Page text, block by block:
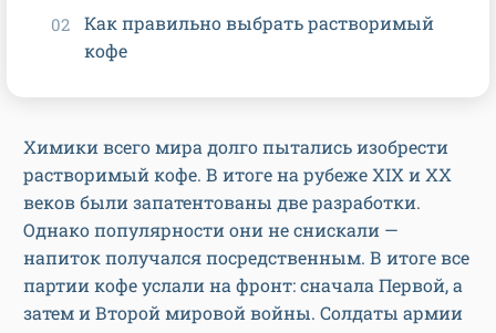
Химики всего мира долго пытались изобрести
растворимый кофе. В итоге на рубеже XIX и XX
веков были запатентованы две разработки.
Однако популярности они не снискали —
напиток получался посредственным. В итоге все
партии кофе услали на фронт: сначала Первой, а
затем и Второй мировой войны. Солдаты армии
Как правильно выбрать растворимый
кофе